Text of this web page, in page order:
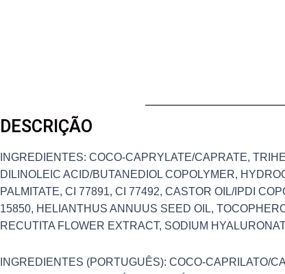
DESCRIÇÃO
INGREDIENTES: COCO-CAPRYLATE/CAPRATE,
DILINOLEIC ACID/BUTANEDIOL COPOLYMER,
PALMITATE, CI 77891, CI 77492, CASTOR OIL/IPDI
15850, HELIANTHUS ANNUUS SEED OIL,
RECUTITA FLOWER EXTRACT, SODIUM
INGREDIENTES (PORTUGUÊS): COCO-CAPRILATO/